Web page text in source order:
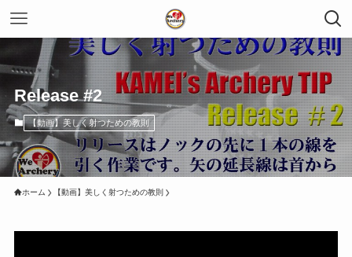
Release #2
【動画】美しく射つための教則
ホーム 【動画】美しく射つための教則